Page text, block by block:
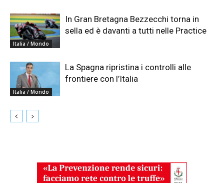
Italia / Mondo
In Gran Bretagna Bezzecchi torna in
sella ed è davanti a tutti nelle Practice
Italia / Mondo
La Spagna ripristina i controlli alle
frontiere con l’Italia